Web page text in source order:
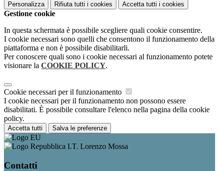
Personalizza Rifiuta tutti i cookies Accetta tutti i cookies
Gestione cookie
In questa schermata è possibile scegliere quali cookie consentire.
I cookie necessari sono quelli che consentono il funzionamento della
piattaforma e non è possibile disabilitarli.
Per conoscere quali sono i cookie necessari al funzionamento potete
visionare la COOKIE POLICY.
Cookie necessari per il funzionamento
I cookie necessari per il funzionamento non possono essere
disabilitati. È possibile consultare l'elenco nella pagina della cookie
policy.
Accetta tutti Salva le preferenze
I.T. Lorenzo Mossa
Contatti